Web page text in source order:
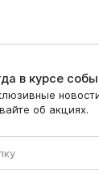
в курсе
об акциях.